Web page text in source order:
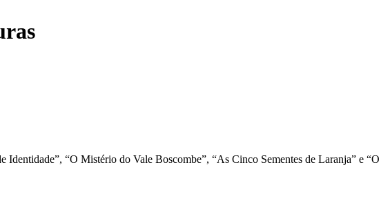
“O Mistério do Vale Boscombe”, “As Cinco Sementes de Laranja” e “O